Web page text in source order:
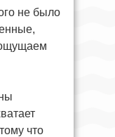
не было
что